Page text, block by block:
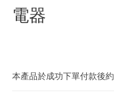
電器
本產品於成功下單付款後